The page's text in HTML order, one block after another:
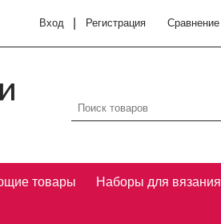
Вход Регистрация Сравнение
товары Наборы для вязания